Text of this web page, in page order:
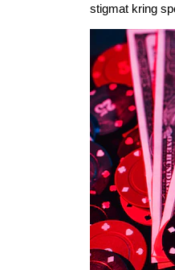
stigmat kring